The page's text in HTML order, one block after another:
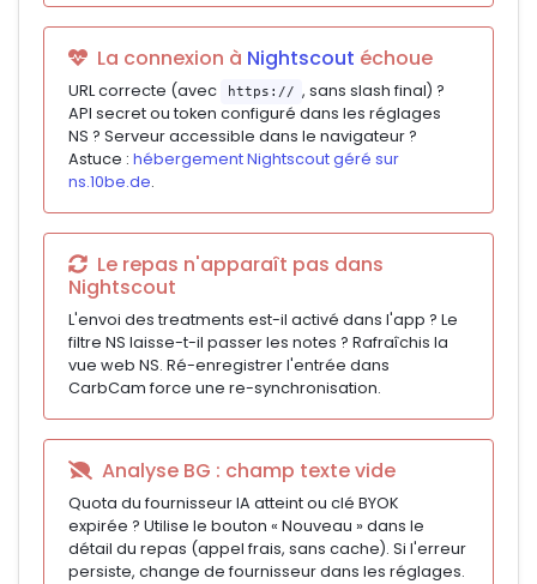
La connexion à Nightscout échoue
URL correcte (avec https:// , sans slash final) ?
API secret ou token configuré dans les réglages
NS ? Serveur accessible dans le navigateur ?
Astuce : hébergement Nightscout géré sur
ns.10be.de.
Le repas n'apparaît pas dans
Nightscout
L'envoi des treatments est-il activé dans l'app ? Le
filtre NS laisse-t-il passer les notes ? Rafraîchis la
vue web NS. Ré-enregistrer l'entrée dans
CarbCam force une re-synchronisation.
Analyse BG : champ texte vide
Quota du fournisseur IA atteint ou clé BYOK
expirée ? Utilise le bouton « Nouveau » dans le
détail du repas (appel frais, sans cache). Si l'erreur
persiste, change de fournisseur dans les réglages.